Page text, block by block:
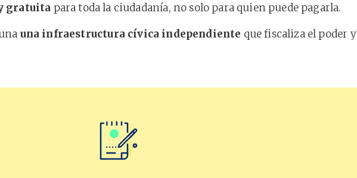
gratuita para toda la ciudadanía, no solo para quien puede pagarla.
una infraestructura cívica independiente que fiscaliza el poder y